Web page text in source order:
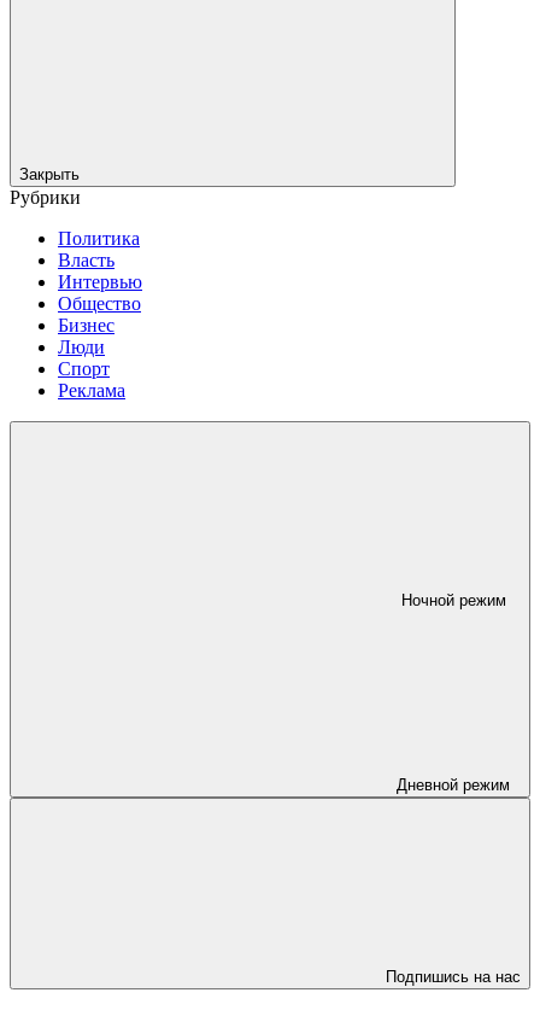
Закрыть
Рубрики
Политика
Власть
Интервью
Общество
Бизнес
Люди
Спорт
Реклама
Ночной режим
Дневной режим
Подпишись на нас